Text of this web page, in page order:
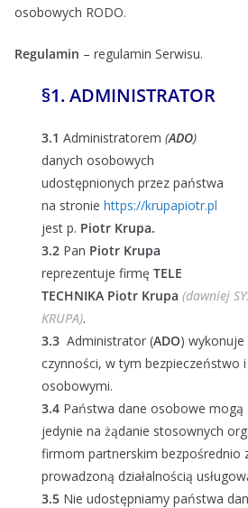
osobowych RODO.
Regulamin – regulamin Serwisu.
§1. ADMINISTRATOR
3.1 Administratorem (ADO)
danych osobowych
udostępnionych przez państwa
na stronie https://krupapiotr.pl
jest p. Piotr Krupa.
3.2 Pan Piotr Krupa
reprezentuje firmę TELE
TECHNIKA Piotr Krupa (dawniej
KRUPA).
3.3 Administrator (ADO)
czynności, w tym bezpieczeństwo
osobowymi.
3.4 Państwa dane osobowe
jedynie na żądanie stosownych
firmom partnerskim bezpośrednio
prowadzoną działalnością
3.5 Nie udostępniamy państwa